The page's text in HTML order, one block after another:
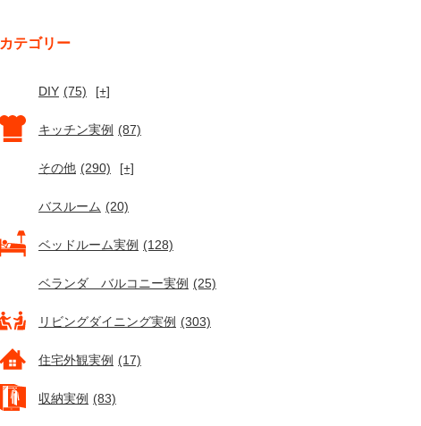
カテゴリー
DIY (75) [+]
キッチン実例 (87)
その他 (290) [+]
バスルーム (20)
ベッドルーム実例 (128)
ベランダ バルコニー実例 (25)
リビングダイニング実例 (303)
住宅外観実例 (17)
収納実例 (83)